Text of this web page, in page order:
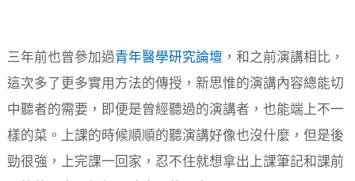
三年前也曾參加過青年醫學研究論壇 ，和之前演講相比，
這次多了更多實用方法的傳授，新思惟的演講內容總能切
中聽者的需要，即便是曾經聽過的演講者，也能端上不一
樣的菜。上課的時候順順的聽演講好像也沒什麼，但是後
勁很強，上完課一回家，忍不住就想拿出上課筆記和課前